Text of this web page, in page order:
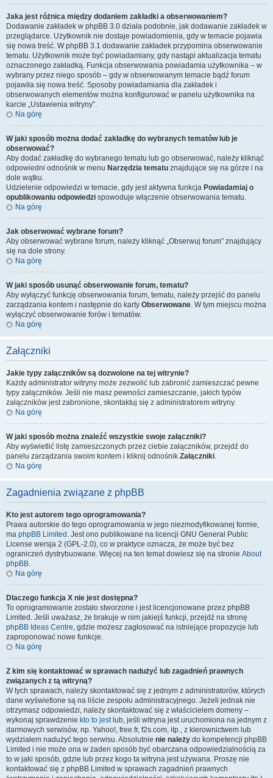
Jaka jest różnica między dodaniem zakładki a obserwowaniem?
Dodawanie zakładek w phpBB 3.0 działa podobnie, jak dodawanie zakładek w
przeglądarce. Użytkownik nie dostaje powiadomienia, gdy w temacie pojawia
się nowa treść. W phpBB 3.1 dodawanie zakładek przypomina obserwowanie
tematu. Użytkownik może być powiadamiany, gdy nastąpi aktualizacja tematu
oznaczonego zakładką. Funkcja obserwowania powiadamia użytkownika – w
wybrany przez niego sposób – gdy w obserwowanym temacie bądź forum
pojawiła się nowa treść. Sposoby powiadamiania dla zakładek i
obserwowanych elementów można konfigurować w panelu użytkownika na
karcie „Ustawienia witryny”.
Na górę
W jaki sposób można dodać zakładkę do wybranych tematów lub je
obserwować?
Aby dodać zakładkę do wybranego tematu lub go obserwować, należy kliknąć
odpowiedni odnośnik w menu Narzędzia tematu znajdujące się na górze i na
dole wątku.
Udzielenie odpowiedzi w temacie, gdy jest aktywna funkcja Powiadamiaj o
opublikowaniu odpowiedzi spowoduje włączenie obserwowania tematu.
Na górę
Jak obserwować wybrane forum?
Aby obserwować wybrane forum, należy kliknąć „Obserwuj forum” znajdujący
się na dole strony.
Na górę
W jaki sposób usunąć obserwowanie forum, tematu?
Aby wyłączyć funkcję obserwowania forum, tematu, należy przejść do panelu
zarządzania kontem i następnie do karty Obserwowane. W tym miejscu można
wyłączyć obserwowanie forów i tematów.
Na górę
Załączniki
Jakie typy załączników są dozwolone na tej witrynie?
Każdy administrator witryny może zezwolić lub zabronić zamieszczać pewne
typy załączników. Jeśli nie masz pewności zamieszczanie, jakich typów
załączników jest zabronione, skontaktuj się z administratorem witryny.
Na górę
W jaki sposób można znaleźć wszystkie swoje załączniki?
Aby wyświetlić listę zamieszczonych przez ciebie załączników, przejdź do
panelu zarządzania swoim kontem i kliknij odnośnik Załączniki.
Na górę
Zagadnienia związane z phpBB
Kto jest autorem tego oprogramowania?
Prawa autorskie do tego oprogramowania w jego niezmodyfikowanej formie,
ma phpBB Limited . Jest ono publikowane na licencji GNU General Public
License wersja 2 (GPL-2.0), co w praktyce oznacza, że może być bez
ograniczeń dystrybuowane. Więcej na ten temat dowiesz się na stronie About
phpBB.
Na górę
Dlaczego funkcja X nie jest dostępna?
To oprogramowanie zostało stworzone i jest licencjonowane przez phpBB
Limited. Jeśli uważasz, że brakuje w nim jakiejś funkcji, przejdź na stronę
phpBB Ideas Centre, gdzie możesz zagłosować na istniejące propozycje lub
zaproponować nowe funkcje.
Na górę
Z kim się kontaktować w sprawach nadużyć lub zagadnień prawnych
związanych z tą witryną?
W tych sprawach, należy skontaktować się z jednym z administratorów, których
dane wyświetlone są na liście zespołu administracyjnego. Jeżeli jednak nie
otrzymasz odpowiedzi, należy skontaktować się z właścicielem domeny –
wykonaj sprawdzenie kto to jestlub, jeśli witryna jest uruchomiona na jednym z
darmowych serwisów, np. Yahoo!, free.fr, f2s.com, itp., z kierownictwem lub
wydziałem nadużyć tego serwisu. Absolutnie nie należy do kompetencji phpBB
Limited i nie może ona w żaden sposób być obarczana odpowiedzialnością za
to w jaki sposób, gdzie lub przez kogo ta witryna jest używana. Proszę nie
kontaktować się z phpBB Limited w sprawach zagadnień prawnych